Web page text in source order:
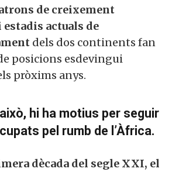
de creixement
actuals de
dels dos continents fan
posicions esdevingui
pròxims anys.
hi ha motius per seguir
pel rumb de l’Àfrica.
dècada del segle XXI, el